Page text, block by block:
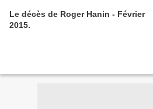
Le décès de Roger Hanin - Février
2015.